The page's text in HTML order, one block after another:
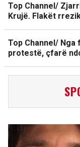
Top Channel/
Krujë. Flakët
Top Channel/
protestë, çfarë